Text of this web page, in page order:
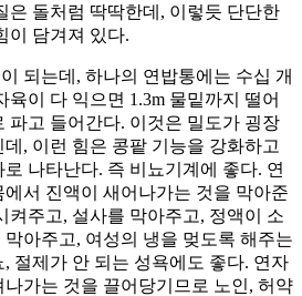
은 돌처럼 딱딱한데, 이렇듯 단단한
이 담겨져 있다.
되는데, 하나의 연밥통에는 수십 개
육이 다 익으면 1.3m 물밑까지 떨어
파고 들어간다. 이것은 밀도가 굉장
, 이런 힘은 콩팥 기능을 강화하고
나타난다. 즉 비뇨기계에 좋다. 연
서 진액이 새어나가는 것을 막아준
켜주고, 설사를 막아주고, 정액이 소
아주고, 여성의 냉을 멎도록 해주는
절제가 안 되는 성욕에도 좋다. 연자
가는 것을 끌어당기므로 노인, 허약